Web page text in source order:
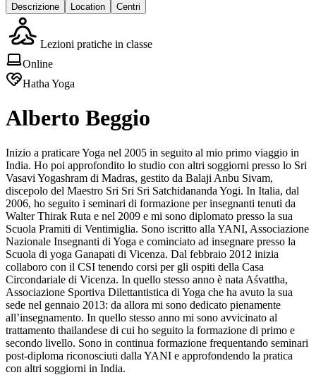
Descrizione
Location Centri
Lezioni pratiche in classe
Online
Hatha Yoga
Alberto Beggio
Inizio a praticare Yoga nel 2005 in seguito al mio primo viaggio in
India. Ho poi approfondito lo studio con altri soggiorni presso lo Sri
Vasavi Yogashram di Madras, gestito da Balaji Anbu Sivam,
discepolo del Maestro Sri Sri Sri Satchidananda Yogi. In Italia, dal
2006, ho seguito i seminari di formazione per insegnanti tenuti da
Walter Thirak Ruta e nel 2009 e mi sono diplomato presso la sua
Scuola Pramiti di Ventimiglia. Sono iscritto alla YANI, Associazione
Nazionale Insegnanti di Yoga e cominciato ad insegnare presso la
Scuola di yoga Ganapati di Vicenza. Dal febbraio 2012 inizia
collaboro con il CSI tenendo corsi per gli ospiti della Casa
Circondariale di Vicenza. In quello stesso anno è nata Aśvattha,
Associazione Sportiva Dilettantistica di Yoga che ha avuto la sua
sede nel gennaio 2013: da allora mi sono dedicato pienamente
all’insegnamento. In quello stesso anno mi sono avvicinato al
trattamento thailandese di cui ho seguito la formazione di primo e
secondo livello. Sono in continua formazione frequentando seminari
post-diploma riconosciuti dalla YANI e approfondendo la pratica
con altri soggiorni in India.